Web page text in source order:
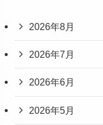
2026年8月
2026年7月
2026年6月
2026年5月